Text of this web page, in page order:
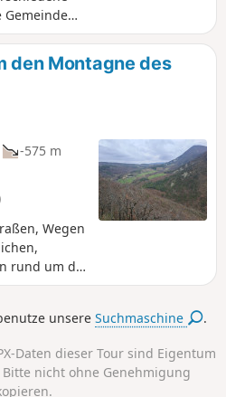
Gemeinde
Jabron-Tals
Ventebrun
den Col de
den Montagne des
-575 m
Wegen
rund um die
des
des
unsereSuchmaschine .
Daten dieser Tour sind Eigentum
nicht ohne Genehmigung